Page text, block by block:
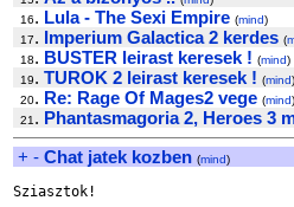
16. Lula - The Sexi Empire (mind)
17. Imperium Galactica 2 kerdes (
18. BUSTER leirast keresek ! (mind)
19. TUROK 2 leirast keresek ! (mind)
20. Re: Rage Of Mages2 vege (mind)
21 . Phantasmagoria 2, Heroes 3
+ - Chat jatek kozben (mind)
Sziasztok!